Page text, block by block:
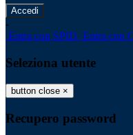
-
Entra con SPID Entra con
Seleziona utente
button close ×
Recupero password